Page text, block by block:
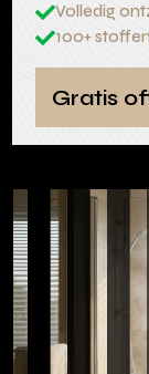
Volledig
100+ stoffen
Gratis